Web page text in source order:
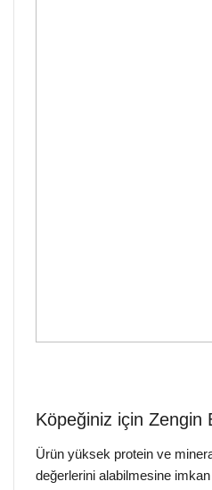
Köpeğiniz için Zengin
Ürün yüksek protein ve
değerlerini alabilmesine imkan